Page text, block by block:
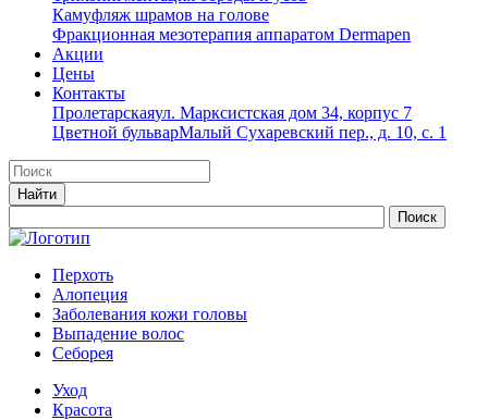
Камуфляж шрамов на голове
Фракционная мезотерапия аппаратом Dermapen
Акции
Цены
Контакты
Пролетарскаяул. Марксистская дом 34, корпус 7
Цветной бульварМалый Сухаревский пер., д. 10, с. 1
Перхоть
Алопеция
Заболевания кожи головы
Выпадение волос
Cеборея
Уход
Красота